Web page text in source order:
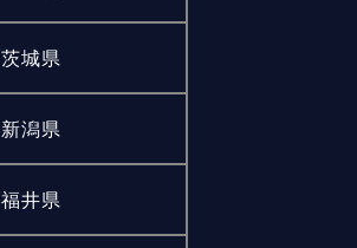
茨城県
新潟県
福井県